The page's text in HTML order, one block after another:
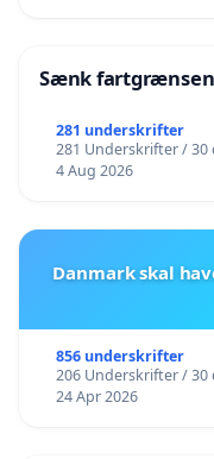
Sænk fartgrænsen
281 underskrifter
281 Underskrifter / 30
4 Aug 2026
Danmark skal
856 underskrifter
206 Underskrifter / 30
24 Apr 2026